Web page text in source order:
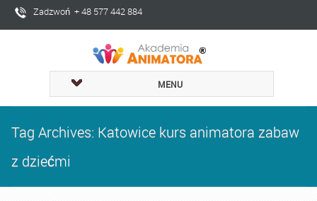
Zadzwoń + 48 577 442 884
MENU
Tag Archives: Katowice kurs animatora zabaw
z dziećmi